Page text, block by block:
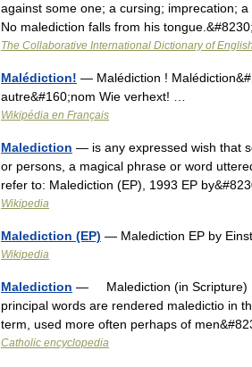
against some one; a cursing; imprecation;
No malediction falls from his
The Collaborative International Dictionary of English
Malédiction! — Malédiction !
autre&#160;nom Wie verhext! …
Wikipédia en Français
Malediction — is any expressed wish that
or persons, a magical phrase or word
refer to: Malediction (EP), 1993 EP
Wikipedia
Malediction (EP) — Malediction EP by
Wikipedia
Malediction — Malediction (in Scripture)
principal words are rendered maledictio
term, used more often perhaps of
Catholic encyclopedia